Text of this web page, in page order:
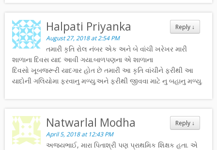
Reply ↓
Halpati Priyanka
August 27, 2018 at 2:54 PM
તમારી કૃતિ રોલ નંબર એક અને બે વાંચી ખરેખર મારી
શાળાના દિવસ યાદ આવી ગયા.બાળપણના એ શાળાના
દિવસો ખૂબજરૂરી યાદગાર હોત છે તમારી આ કૃતિ વાંચીને ફરીથી આ
યાદોની ગલિયોમા ફરવાનુ મળ્યુ.અને ફરીથી જીવવા માટે નુ બહાનુ મળ્યુ.
Reply ↓
Natwarlal Modha
April 5, 2018 at 12:43 PM
અજયભાઈ, મારા પિતાશ્રી પણ પ્રાથમિક શિક્ષક હતા. એ